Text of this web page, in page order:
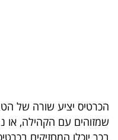
5
הכרטיס יציע שורה של
שמזוהים עם הקהילה, או
בכך יוכלו המחזיקים